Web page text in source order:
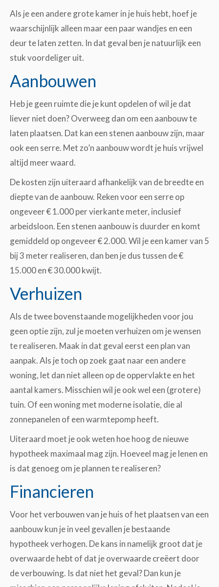
Als je een andere grote kamer in je huis hebt, hoef je
waarschijnlijk alleen maar een paar wandjes en een
deur te laten zetten. In dat geval ben je natuurlijk een
stuk voordeliger uit.
Aanbouwen
Heb je geen ruimte die je kunt opdelen of wil je dat
liever niet doen? Overweeg dan om een aanbouw te
laten plaatsen. Dat kan een stenen aanbouw zijn, maar
ook een serre. Met zo’n aanbouw wordt je huis vrijwel
altijd meer waard.
De kosten zijn uiteraard afhankelijk van de breedte en
diepte van de aanbouw. Reken voor een serre op
ongeveer € 1.000 per vierkante meter, inclusief
arbeidsloon. Een stenen aanbouw is duurder en komt
gemiddeld op ongeveer € 2.000. Wil je een kamer van 5
bij 3 meter realiseren, dan ben je dus tussen de €
15.000 en € 30.000 kwijt.
Verhuizen
Als de twee bovenstaande mogelijkheden voor jou
geen optie zijn, zul je moeten verhuizen om je wensen
te realiseren. Maak in dat geval eerst een plan van
aanpak. Als je toch op zoek gaat naar een andere
woning, let dan niet alleen op de oppervlakte en het
aantal kamers. Misschien wil je ook wel een (grotere)
tuin. Of een woning met moderne isolatie, die al
zonnepanelen of een warmtepomp heeft.
Uiteraard moet je ook weten hoe hoog de nieuwe
hypotheek maximaal mag zijn. Hoeveel mag je lenen en
is dat genoeg om je plannen te realiseren?
Financieren
Voor het verbouwen van je huis of het plaatsen van een
aanbouw kun je in veel gevallen je bestaande
hypotheek verhogen. De kans in namelijk groot dat je
overwaarde hebt of dat je overwaarde creëert door
de verbouwing. Is dat niet het geval? Dan kun je